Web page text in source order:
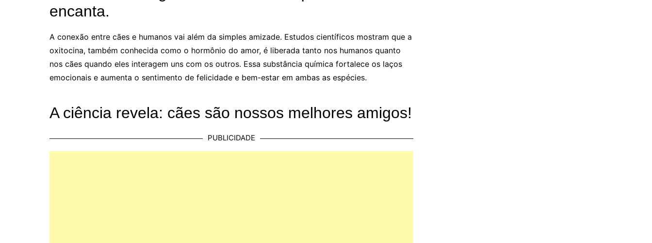
encanta.
A conexão entre cães e humanos vai além da simples amizade. Estudos científicos mostram que a
oxitocina, também conhecida como o hormônio do amor, é liberada tanto nos humanos quanto
nos cães quando eles interagem uns com os outros. Essa substância química fortalece os laços
emocionais e aumenta o sentimento de felicidade e bem-estar em ambas as espécies.
A ciência revela: cães são nossos melhores amigos!
PUBLICIDADE